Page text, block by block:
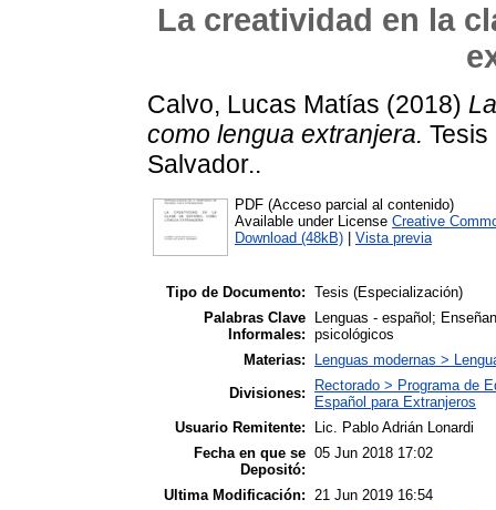
La creatividad en la
Calvo, Lucas Matías (2018)
como lengua extranjera.
Salvador..
PDF (Acceso parcial al contenido)
Available under License Creative
Download (48kB)
Vista previa
Tipo de Documento: Tesis (Especialización)
Palabras Clave
Informales:
Lenguas - español;
psicológicos
Materias:
Lenguas modernas >
Divisiones:
Rectorado > Programa de
Español para Extranjeros
Usuario Remitente:
Lic. Pablo Adrián Lonardi
Fecha en que se
Depositó:
05 Jun 2018 17:02
Ultima Modificación: 21 Jun 2019 16:54